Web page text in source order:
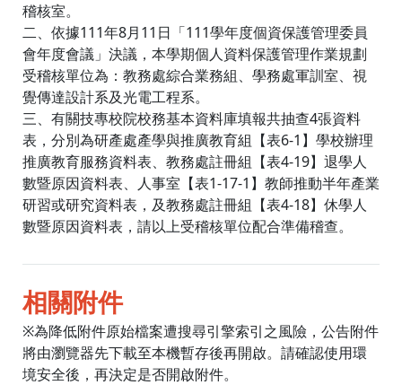
稽核室。
二、依據111年8月11日「111學年度個資保護管理委員
會年度會議」決議，本學期個人資料保護管理作業規劃
受稽核單位為：教務處綜合業務組、學務處軍訓室、視
覺傳達設計系及光電工程系。
三、有關技專校院校務基本資料庫填報共抽查4張資料
表，分別為研產處產學與推廣教育組【表6-1】學校辦理
推廣教育服務資料表、教務處註冊組【表4-19】退學人
數暨原因資料表、人事室【表1-17-1】教師推動半年產業
研習或研究資料表，及教務處註冊組【表4-18】休學人
數暨原因資料表，請以上受稽核單位配合準備稽查。
相關附件
※為降低附件原始檔案遭搜尋引擎索引之風險，公告附件
將由瀏覽器先下載至本機暫存後再開啟。請確認使用環
境安全後，再決定是否開啟附件。